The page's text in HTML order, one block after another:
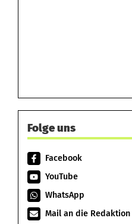
Folge uns
Facebook
YouTube
WhatsApp
Mail an die Redaktion